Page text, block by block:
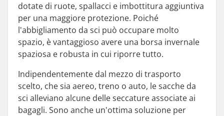
dotate di ruote, spallacci e imbottitura aggiuntiva
per una maggiore protezione. Poiché
l'abbigliamento da sci può occupare molto
spazio, è vantaggioso avere una borsa invernale
spaziosa e robusta in cui riporre tutto.
Indipendentemente dal mezzo di trasporto
scelto, che sia aereo, treno o auto, le sacche da
sci alleviano alcune delle seccature associate ai
bagagli. Sono anche un'ottima soluzione per